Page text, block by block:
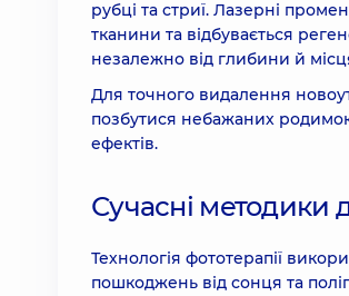
Лазерне шліфування
Лікування пігментних
Фотоомолодження Forever
Фракційне лазерне
рубці та стриї. Лазерні
тканини та відбувається
незалежно від глибини й
Для точного видалення
позбутися небажаних
ефектів.
Сучасні методики
Технологія фототерапії
пошкоджень від сонця та